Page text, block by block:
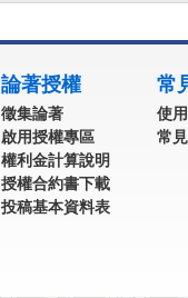
論著授權
徵集論著
啟用授權專區
權利金計算說明
授權合約書下載
投稿基本資料表
常
使
常